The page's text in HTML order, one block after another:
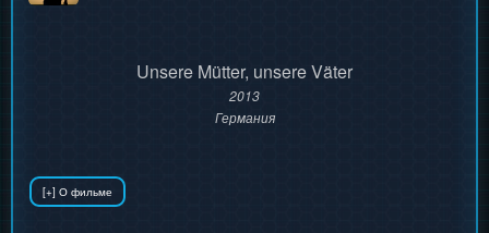
Unsere Mütter, unsere Väter
2013
Германия